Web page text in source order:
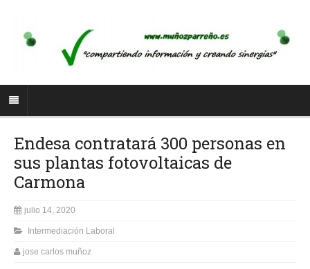
Endesa contratará 300 personas en
sus plantas fotovoltaicas de
Carmona
julio 14, 2020
Intermediación Laboral
jose carlos muñoz